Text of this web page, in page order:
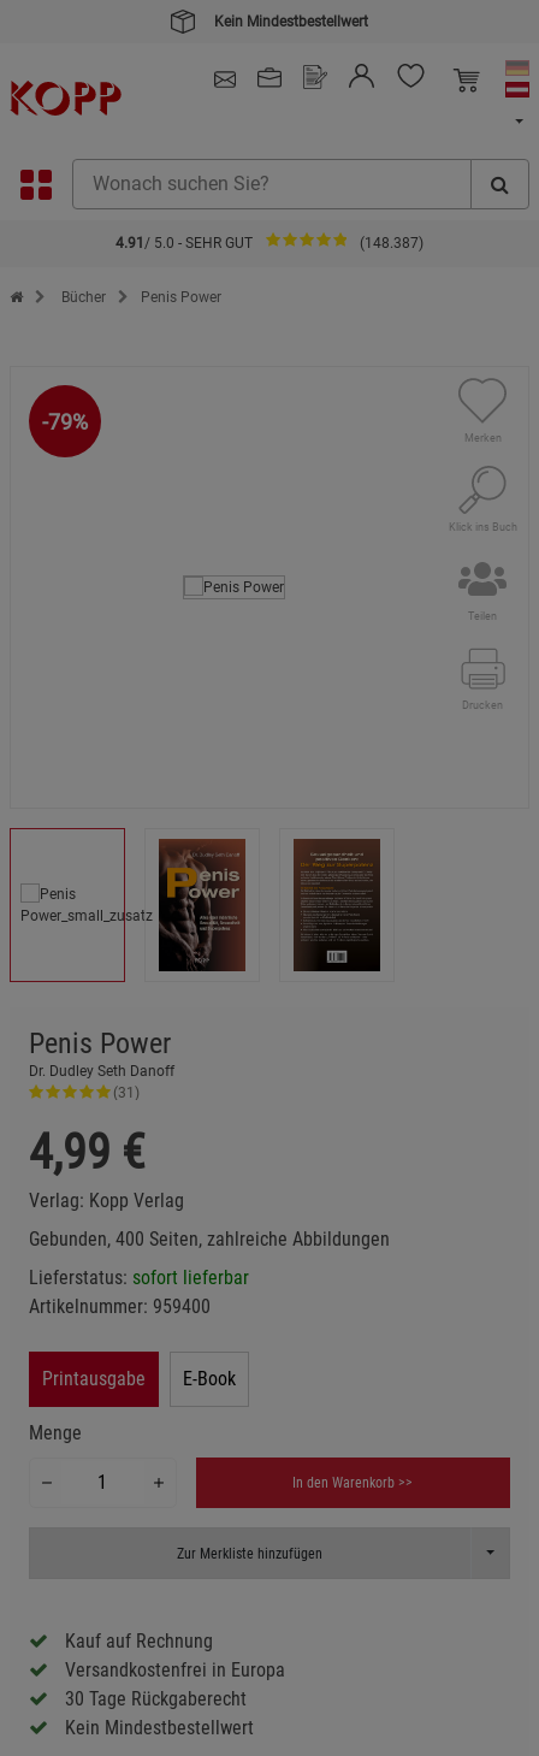
Kein Mindestbestellwert
4.91 / 5.0 - SEHR GUT (148.387)
Zur Startseite des Kopp Verlag Online-Shop
Bücher Penis Power
-79%
Merken
Klick ins Buch
Teilen
Drucken
Penis Power
Dr. Dudley Seth Danoff
(31)
4,99 €
Verlag: Kopp Verlag
Gebunden, 400 Seiten, zahlreiche Abbildungen
Lieferstatus: sofort lieferbar
Artikelnummer: 959400
Printausgabe E-Book
Menge
In den Warenkorb >>
Zur Merkliste hinzufügen Toggle
Kauf auf Rechnung
Versandkostenfrei in Europa
30 Tage Rückgaberecht
Kein Mindestbestellwert